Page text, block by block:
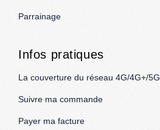
Parrainage
Infos pratiques
La couverture du réseau 4G/4G+/5G
Suivre ma commande
Payer ma facture